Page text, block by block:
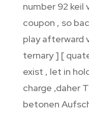
number 92 keil
coupon , so
play afterward
ternary ] [
exist , let in
charge ​​,daher
betonen